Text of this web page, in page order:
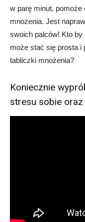
w parę minut,
mnożenia. Jest
swoich palców! Kto by
może stać się prosta
tabliczki mnożenia?
Koniecznie
stresu sobie